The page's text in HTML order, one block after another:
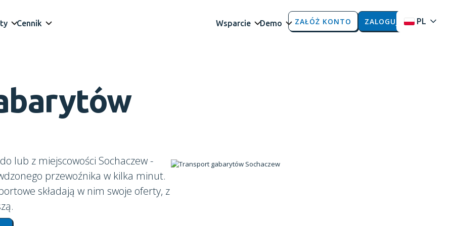
Cennik Wsparcie Demo ZAŁÓŻ KONTO ZALOGUJ PL
lub z miejscowości Sochaczew -
przewoźnika w kilka minut.
składają w nim swoje oferty, z